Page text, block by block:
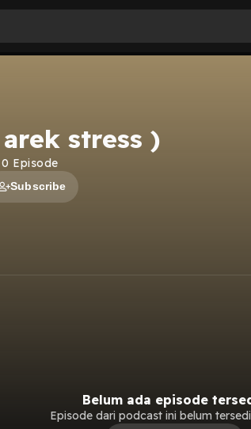
stress )
0 Episode
Subscribe
Belum ada episode
Episode dari podcast ini belum